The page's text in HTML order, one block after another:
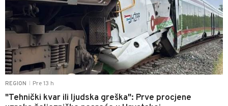
REGION Pre 13 h
"Tehnički kvar ili ljudska greška": Prve procjene